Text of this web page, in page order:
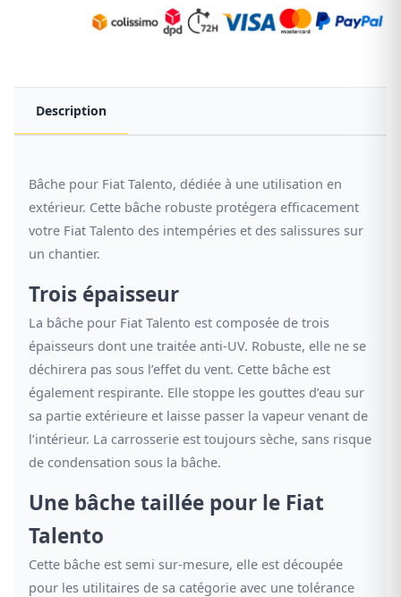
Description
Bâche pour Fiat Talento, dédiée à une utilisation en
extérieur. Cette bâche robuste protégera efficacement
votre Fiat Talento des intempéries et des salissures sur
un chantier.
Trois épaisseur
La bâche pour Fiat Talento est composée de trois
épaisseurs dont une traitée anti-UV. Robuste, elle ne se
déchirera pas sous l’effet du vent. Cette bâche est
également respirante. Elle stoppe les gouttes d’eau sur
sa partie extérieure et laisse passer la vapeur venant de
l’intérieur. La carrosserie est toujours sèche, sans risque
de condensation sous la bâche.
Une bâche taillée pour le Fiat
Talento
Cette bâche est semi sur-mesure, elle est découpée
pour les utilitaires de sa catégorie avec une tolérance